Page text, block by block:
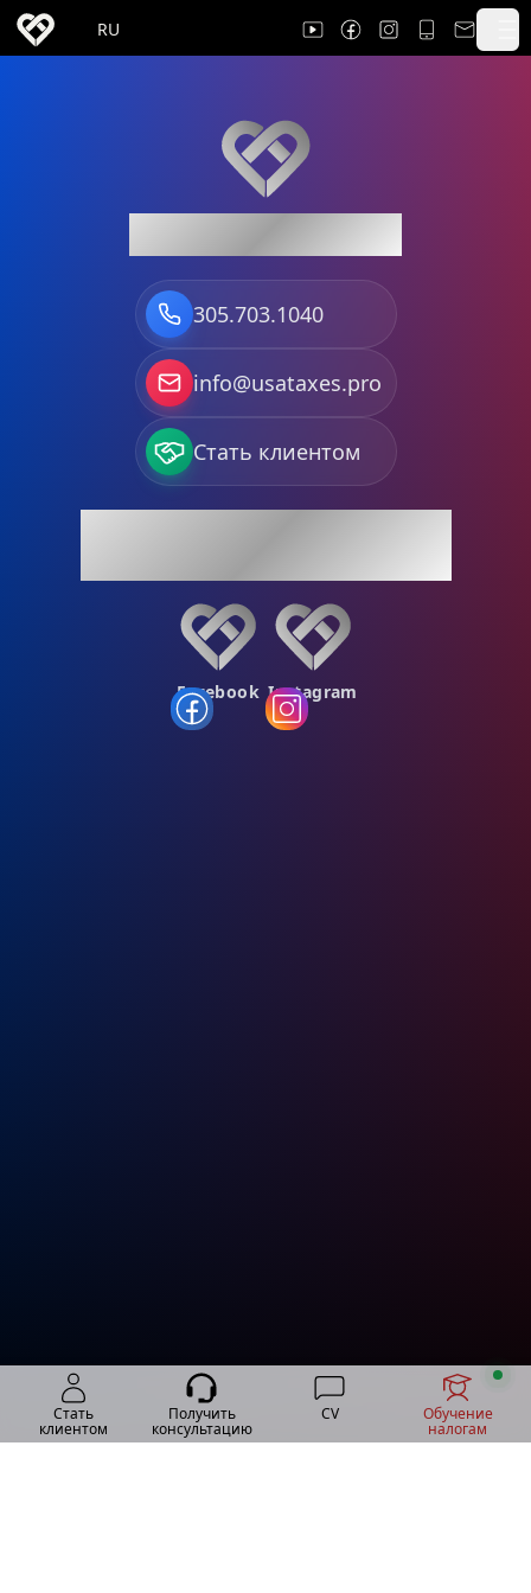
RU
305.703.1040
info@usataxes.pro
Стать клиентом
Facebook Instagram
Стать
клиентом
Получить
консультацию
CV Обучение
налогам